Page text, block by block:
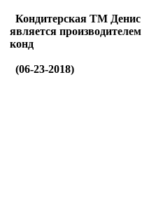
Кондитерская ТМ Денис
является производителем
конд
(06-23-2018)